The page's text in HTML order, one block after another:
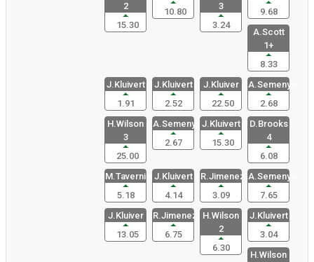
2
15.30
10.80
3
3.24
9.68
A.Scott
1+
8.33
J.Kluivert
1.91
J.Kluivert
2.52
J.Kluiver
22.50
A.Semenyo
2.68
H.Wilson
3
25.00
A.Semenyo
2.67
J.Kluivert
15.30
D.Brooks
4
6.08
M.Tavernie
5.18
J.Kluivert
4.14
R.Jimenez
3.09
A.Semenyo
7.65
J.Kluiver
13.05
R.Jimenez
6.75
H.Wilson
2
6.30
J.Kluivert
3.04
H.Wilson